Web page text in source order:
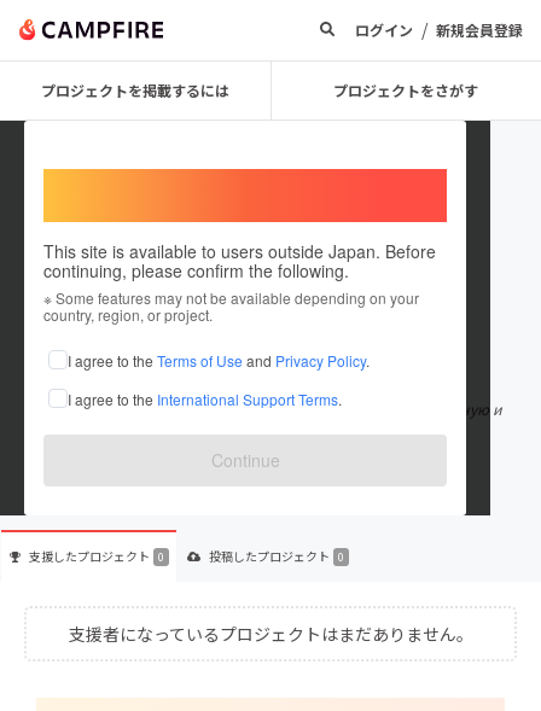
ログイン / 新規会員登録
プロジェクトを掲載するには プロジェクトをさがす
This site is available to users outside Japan. Before
continuing, please confirm the following.
※ Some features may not be available depending on your
country, region, or project.
I agree to the Terms of Use and Privacy Policy.
I agree to the International Support Terms.
Continue
PolitesNewsd
在住国：ロシア連邦
出身国：ロシア連邦
Миссия Polites News — предоставить вам только проверенную и
честную информацию. Мы тщатель もっと見る
支援したプロジェクト 0 投稿したプロジェクト 0
支援者になっているプロジェクトはまだありません。